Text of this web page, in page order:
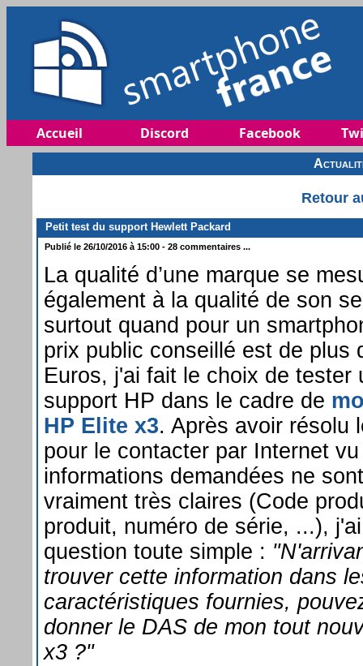
Accueil Discord Facebook
Retour
Petit test du support Hewlett Packard
Publié le 26/10/2016 à 15:00 - 28 commentaires ...
La qualité d’une marque se
également à la qualité de son
surtout quand pour un
prix public conseillé est de plus
Euros, j'ai fait le choix de tester
support HP dans le cadre de
HP Elite x3. Après avoir résolu
pour le contacter par Internet
informations demandées ne
vraiment très claires (Code
produit, numéro de série, ...),
question toute simple :
trouver cette information dans
caractéristiques fournies,
donner le DAS de mon tout
x3 ?"